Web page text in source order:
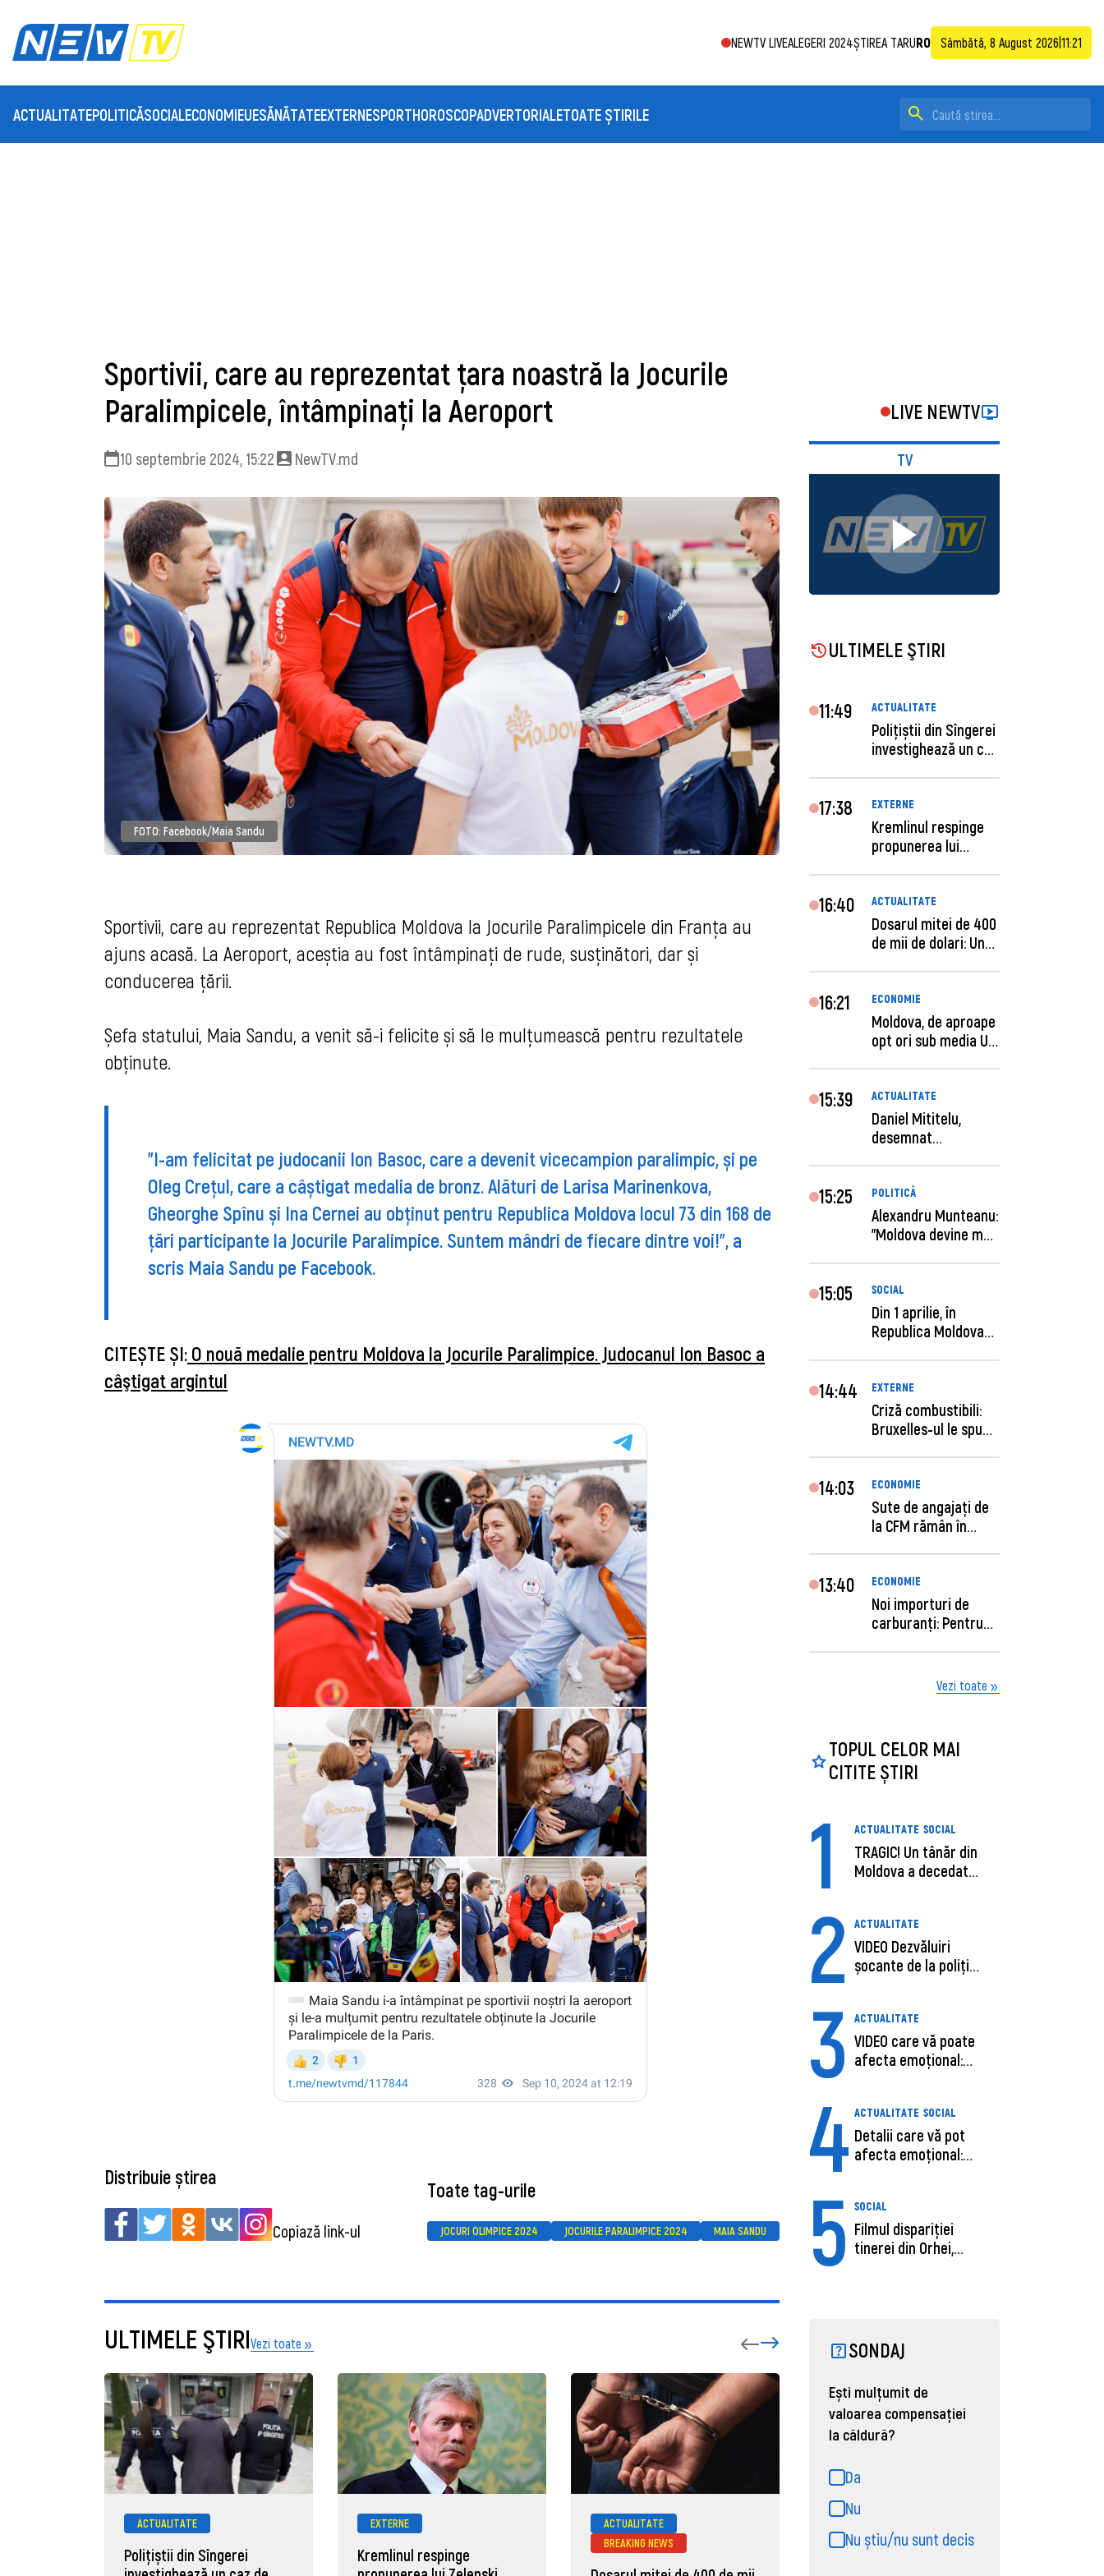
NEWTV LIVEALEGERI 2024ȘTIREA TARURO Sâmbătă, 8 August 2026 11:21
ACTUALITATEPOLITICĂSOCIAL ECONOMIEUESĂNĂTATEEXTERNESPORTHOROSCOPADVERTORIALETOATE ȘTIRILE
Sportivii, care au reprezentat țara noastră la Jocurile
Paralimpicele, întâmpinați la Aeroport
10 septembrie 2024, 15:22 NewTV.md
FOTO: Facebook/Maia Sandu
Sportivii, care au reprezentat Republica Moldova la Jocurile Paralimpicele din Franța au
ajuns acasă. La Aeroport, aceștia au fost întâmpinați de rude, susținători, dar și
conducerea țării.
Șefa statului, Maia Sandu, a venit să-i felicite și să le mulțumească pentru rezultatele
obținute.
”I-am felicitat pe judocanii Ion Basoc, care a devenit vicecampion paralimpic, și pe
Oleg Crețul, care a câștigat medalia de bronz. Alături de Larisa Marinenkova,
Gheorghe Spînu și Ina Cernei au obținut pentru Republica Moldova locul 73 din 168 de
țări participante la Jocurile Paralimpice. Suntem mândri de fiecare dintre voi!”, a
scris Maia Sandu pe Facebook.
CITEȘTE ȘI: O nouă medalie pentru Moldova la Jocurile Paralimpice. Judocanul Ion Basoc a
câştigat argintul
Distribuie știrea
Copiază link-ul
Toate tag-urile
JOCURI OLIMPICE 2024 JOCURILE PARALIMPICE 2024 MAIA SANDU
ULTIMELE ŞTIRIVezi toate
ACTUALITATE
Polițiștii din Sîngerei
EXTERNE
Kremlinul respinge
ACTUALITATE
BREAKING NEWS
Moldova, de aproape opt ori
LIVE NEWTV
TV
ULTIMELE ŞTIRI
11:49 ACTUALITATE
Polițiștii din Sîngerei
investighează un caz
17:38 EXTERNE
Kremlinul respinge
propunerea lui
16:40 ACTUALITATE
Dosarul mitei de 400
de mii de dolari: Un
16:21 ECONOMIE
Moldova, de aproape
opt ori sub media UE
15:39 ACTUALITATE
Daniel Mititelu,
desemnat
15:25 POLITICĂ
Alexandru Munteanu:
"Moldova devine mai
15:05 SOCIAL
Din 1 aprilie, în
Republica Moldova
14:44 EXTERNE
Criză combustibili:
Bruxelles-ul le spune
14:03 ECONOMIE
Sute de angajaţi de
la CFM rămân în
13:40 ECONOMIE
Noi importuri de
carburanți: Pentru
Vezi toate
TOPUL CELOR MAI
CITITE ȘTIRI
1 ACTUALITATE SOCIAL
TRAGIC! Un tânăr din
Moldova a decedat
2 ACTUALITATE
VIDEO Dezvăluiri
șocante de la poliție,
3 ACTUALITATE
VIDEO care vă poate
afecta emoțional:
4 ACTUALITATE SOCIAL
Detalii care vă pot
afecta emoțional:
5 SOCIAL
Filmul dispariției
tinerei din Orhei,
SONDAJ
Ești mulțumit de
valoarea compensației
la căldură?
Da
Nu
Nu știu/nu sunt decis